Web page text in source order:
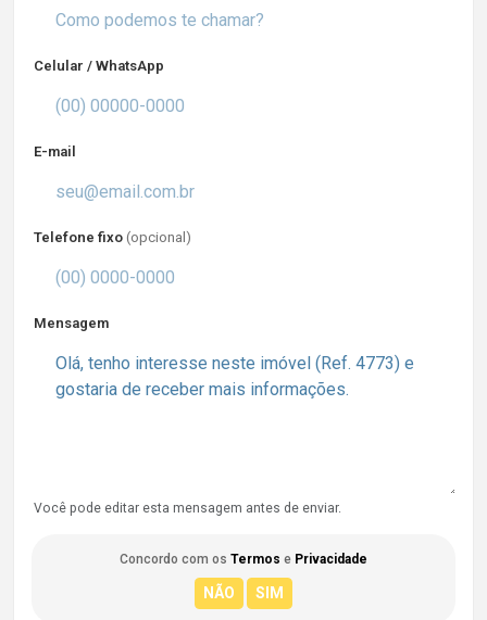
Celular / WhatsApp
E-mail
Telefone fixo (opcional)
Mensagem
Você pode editar esta mensagem antes de enviar.
Concordo com os Termos e Privacidade